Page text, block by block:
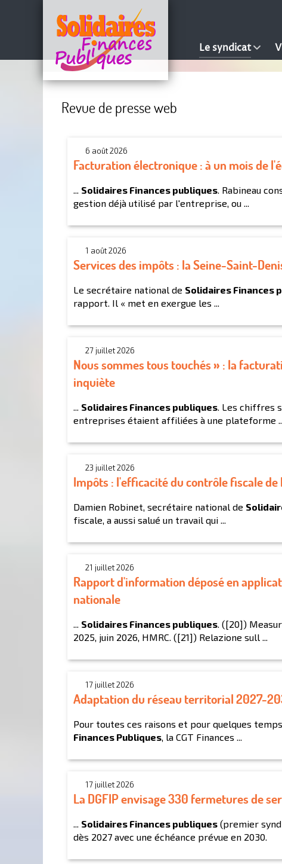
Le syndicat
Revue de presse web
6 août 2026
Facturation électronique : à un mois de
... Solidaires Finances publiques. Rabineau
gestion déjà utilisé par l'entreprise, ou ...
1 août 2026
Services des impôts : la Seine-Saint-
Le secrétaire national de Solidaires Finances
rapport. Il « met en exergue les ...
27 juillet 2026
Nous sommes tous touchés » : la
inquiète
... Solidaires Finances publiques. Les chiffres
entreprises étaient affiliées à une plateforme
23 juillet 2026
Impôts : l'efficacité du contrôle fiscale de
Damien Robinet, secrétaire national de
fiscale, a aussi salué un travail qui ...
21 juillet 2026
Rapport d'information déposé en
nationale
... Solidaires Finances publiques. ([20])
2025, juin 2026, HMRC. ([21]) Relazione sull ...
17 juillet 2026
Adaptation du réseau territorial 2027-
Pour toutes ces raisons et pour quelques
Finances Publiques, la CGT Finances ...
17 juillet 2026
La DGFIP envisage 330 fermetures de
... Solidaires Finances publiques (premier
dès 2027 avec une échéance prévue en 2030.